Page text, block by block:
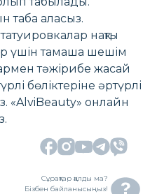
таба аласыз.
нақты
үшін тамаша шешім
тәжірибе жасай
бөліктеріне әртүрлі
«AlviBeauty» онлайн
Сұрақтар қалды ма?
Бізбен байланысыңыз!